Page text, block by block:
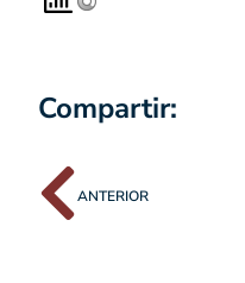
Compartir:
ANTERIOR